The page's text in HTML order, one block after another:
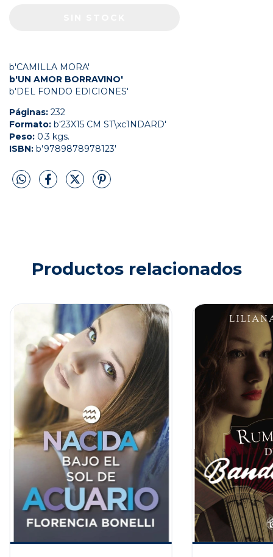
b'CAMILLA MORA'
b'UN AMOR BORRAVINO'
b'DEL FONDO EDICIONES'
Páginas: 232
Formato: b'23X15 CM ST\xc1NDARD'
Peso: 0.3 kgs.
ISBN: b'9789878978123'
Productos relacionados